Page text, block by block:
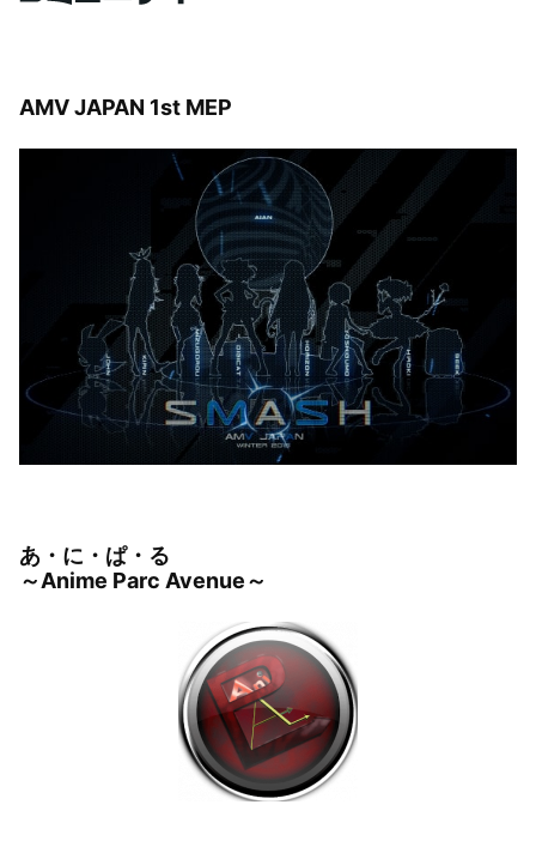
AMV JAPAN 1st MEP
あ・に・ぱ・る
～Anime Parc Avenue～